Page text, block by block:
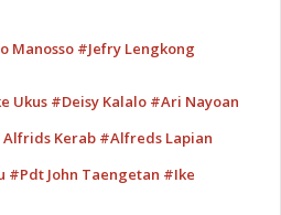
Manosso #Jefry Lengkong
Ukus #Deisy Kalalo #Ari Nayoan
Kerab #Alfreds Lapian
#Pdt John Taengetan #Ike